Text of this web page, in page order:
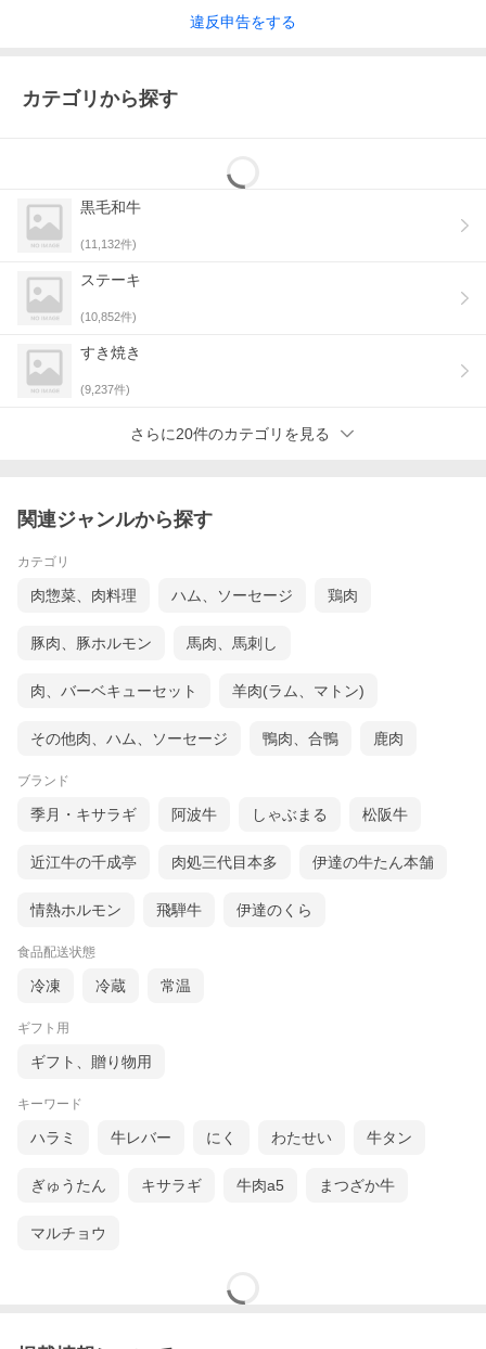
違反申告をする
カテゴリから探す
黒毛和牛
(11,132件)
ステーキ
(10,852件)
すき焼き
(9,237件)
さらに20件のカテゴリを見る
関連ジャンルから探す
カテゴリ
肉惣菜、肉料理 ハム、ソーセージ 鶏肉
豚肉、豚ホルモン 馬肉、馬刺し
肉、バーベキューセット 羊肉(ラム、マトン)
その他肉、ハム、ソーセージ 鴨肉、合鴨 鹿肉
ブランド
季月・キサラギ 阿波牛 しゃぶまる 松阪牛
近江牛の千成亭 肉処三代目本多 伊達の牛たん本舗
情熱ホルモン 飛騨牛 伊達のくら
食品配送状態
冷凍 冷蔵 常温
ギフト用
ギフト、贈り物用
キーワード
ハラミ 牛レバー にく わたせい 牛タン
ぎゅうたん キサラギ 牛肉a5 まつざか牛
マルチョウ